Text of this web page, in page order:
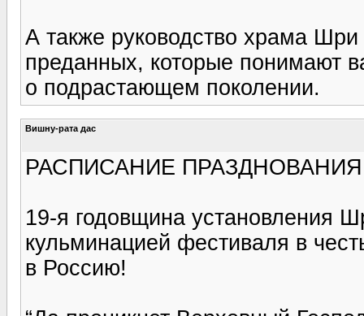
А также руководство храма
преданных, которые понимают
о подрастающем поколении.
Вишну-рата дас
РАСПИСАНИЕ
19-я годовщина установления
кульминацией фестиваля в
в Россию!